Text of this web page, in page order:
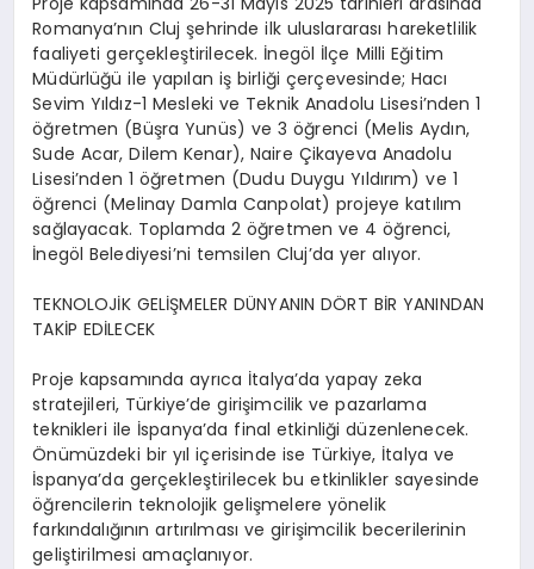
Romanya’nın Cluj şehrinde ilk uluslararası hareketlilik
faaliyeti gerçekleştirilecek. İnegöl İlçe Milli Eğitim
Müdürlüğü ile yapılan iş birliği çerçevesinde; Hacı
Sevim Yıldız-1 Mesleki ve Teknik Anadolu Lisesi’nden 1
öğretmen (Büşra Yunüs) ve 3 öğrenci (Melis Aydın,
Sude Acar, Dilem Kenar), Naire Çikayeva Anadolu
Lisesi’nden 1 öğretmen (Dudu Duygu Yıldırım) ve 1
öğrenci (Melinay Damla Canpolat) projeye katılım
sağlayacak. Toplamda 2 öğretmen ve 4 öğrenci,
İnegöl Belediyesi’ni temsilen Cluj’da yer alıyor.
TEKNOLOJİK GELİŞMELER DÜNYANIN DÖRT BİR YANINDAN
TAKİP EDİLECEK
Proje kapsamında ayrıca İtalya’da yapay zeka
stratejileri, Türkiye’de girişimcilik ve pazarlama
teknikleri ile İspanya’da final etkinliği düzenlenecek.
Önümüzdeki bir yıl içerisinde ise Türkiye, İtalya ve
İspanya’da gerçekleştirilecek bu etkinlikler sayesinde
öğrencilerin teknolojik gelişmelere yönelik
farkındalığının artırılması ve girişimcilik becerilerinin
geliştirilmesi amaçlanıyor.